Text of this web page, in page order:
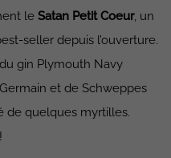
le Satan Petit Coeur, un
seller depuis l’ouverture.
gin Plymouth Navy
et de Schweppes
de quelques myrtilles.